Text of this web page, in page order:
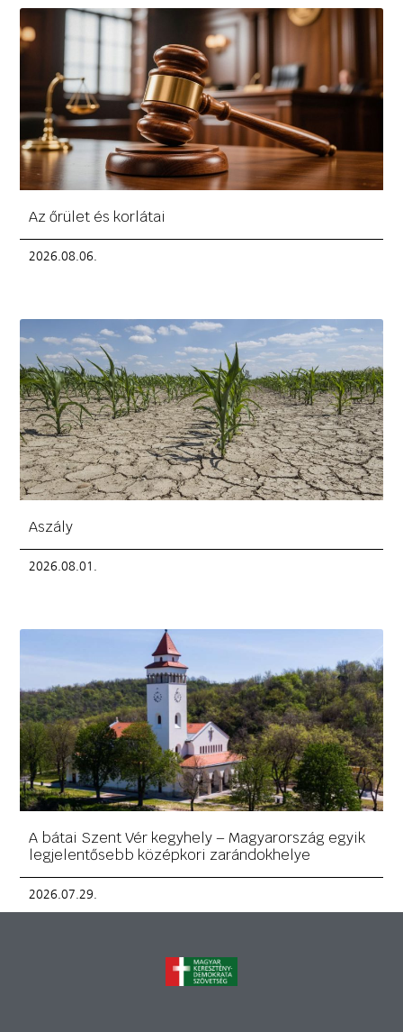
Az őrület és korlátai
2026.08.06.
Aszály
2026.08.01.
A bátai Szent Vér kegyhely – Magyarország egyik
legjelentősebb középkori zarándokhelye
2026.07.29.